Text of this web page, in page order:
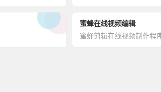
蜜蜂在线视频编辑